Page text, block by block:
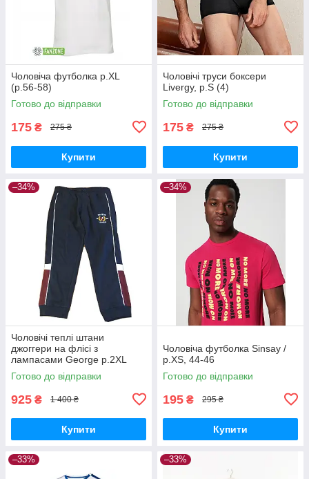
Чоловіча футболка р.XL
(р.56-58)
Готово до відправки
175 ₴ 275 ₴
Купити
Чоловічі труси боксери
Livergy, р.S (4)
Готово до відправки
175 ₴ 275 ₴
Купити
–34%
Чоловічі теплі штани
джоггери на флісі з
лампасами George р.2XL
Готово до відправки
925 ₴ 1 400 ₴
Купити
–34%
Чоловіча футболка Sinsay /
р.XS, 44-46
Готово до відправки
195 ₴ 295 ₴
Купити
–33% –33%